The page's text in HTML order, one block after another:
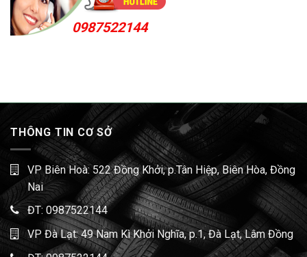
0987522144
THÔNG TIN CƠ SỞ
VP Biên Hoà: 522 Đồng Khởi, p.Tân Hiệp, Biên Hòa, Đồng
Nai
ĐT: 0987522144
VP Đà Lạt: 49 Nam Kì Khởi Nghĩa, p.1, Đà Lạt, Lâm Đồng